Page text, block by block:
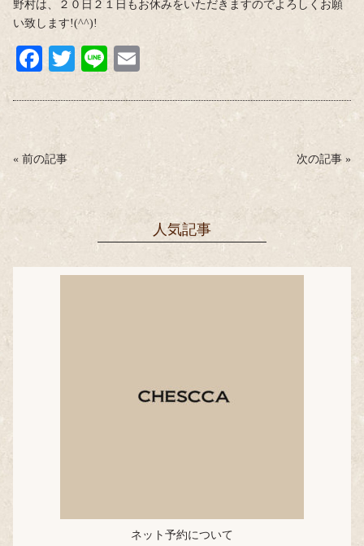
野村は、２０日２１日もお休みをいただきますのでよろしくお願
い致します!(^^)!
Fa
bo
ok
T
tte
Li
ail
« 前の記事 次の記事 »
人気記事
ネット予約について